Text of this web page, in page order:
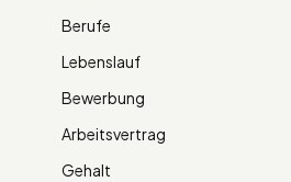
Berufe
Lebenslauf
Bewerbung
Arbeitsvertrag
Gehalt